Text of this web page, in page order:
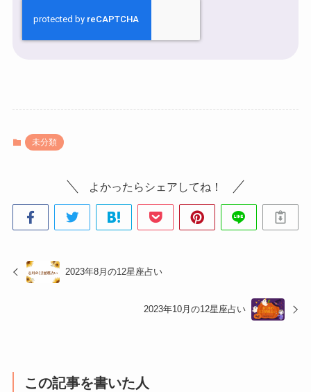
未分類
よかったらシェアしてね！
2023年8月の12星座占い
2023年10月の12星座占い
この記事を書いた人